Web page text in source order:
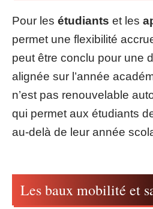
Pour les étudiants et les
permet une flexibilité
peut être conclu pour une
alignée sur l’année
n’est pas renouvelable
qui permet aux étudiants
au-delà de leur année
Les baux mobilité et